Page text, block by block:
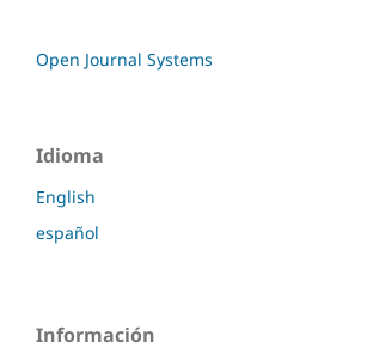
Open Journal Systems
Idioma
English
español
Información